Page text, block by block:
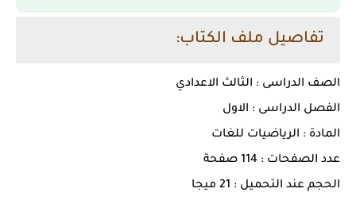
تفاصيل ملف الكتاب:
الصف الدراسى : الثالث الاعدادي
الفصل الدراسى : الاول
المادة : الرياضيات للغات
عدد الصفحات : 114 صفحة
الحجم عند التحميل : 21 ميجا